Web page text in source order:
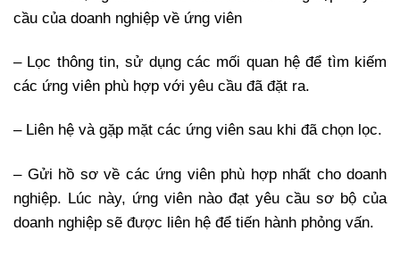
cầu của doanh nghiệp về ứng viên
– Lọc thông tin, sử dụng các mối quan hệ để tìm kiếm
các ứng viên phù hợp với yêu cầu đã đặt ra.
– Liên hệ và gặp mặt các ứng viên sau khi đã chọn lọc.
– Gửi hồ sơ về các ứng viên phù hợp nhất cho doanh
nghiệp. Lúc này, ứng viên nào đạt yêu cầu sơ bộ của
doanh nghiệp sẽ được liên hệ để tiến hành phỏng vấn.